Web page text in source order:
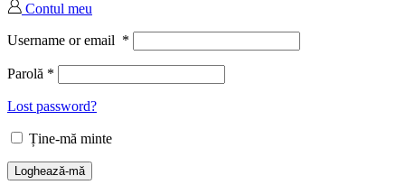
Contul meu
Username or email *
Parolă *
Lost password?
Ține-mă minte
Loghează-mă